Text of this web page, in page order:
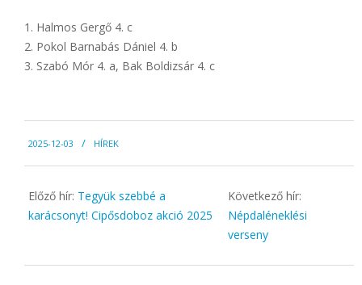
Halmos Gergő 4. c
Pokol Barnabás Dániel 4. b
Szabó Mór 4. a, Bak Boldizsár 4. c
12-
03
2025-12-03 HÍREK
Előző hír: Tegyük szebbé a
karácsonyt! Cipősdoboz akció 2025
Következő hír:
Népdaléneklési
verseny